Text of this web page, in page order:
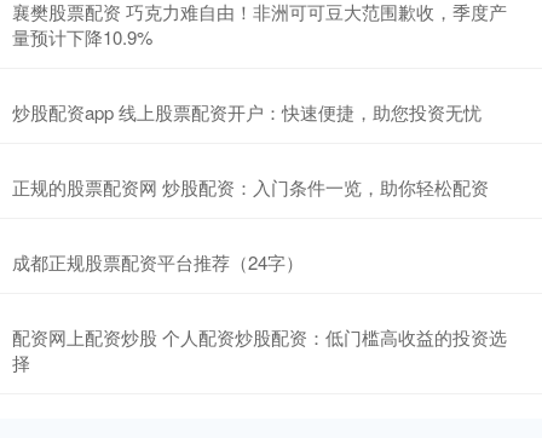
襄樊股票配资 巧克力难自由！非洲可可豆大范围歉收，季度产
量预计下降10.9%
炒股配资app 线上股票配资开户：快速便捷，助您投资无忧
正规的股票配资网 炒股配资：入门条件一览，助你轻松配资
成都正规股票配资平台推荐（24字）
配资网上配资炒股 个人配资炒股配资：低门槛高收益的投资选
择